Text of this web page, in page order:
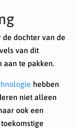
de dochter van de
van dit
aan te pakken.
hebben
niet alleen
ook een